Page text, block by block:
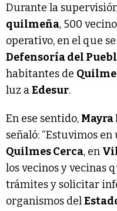
Durante la
quilmeña, 500
operativo, en el que
Defensoría del
habitantes de
luz aEdesur.
En ese sentido, Mayra
señaló: “Estuvimos
Quilmes Cerca, en
los vecinos y vecinas
trámites y solicitar
organismos del